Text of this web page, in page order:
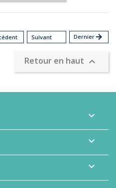
Suivant Dernierarrow_forward
Retour en haut 


